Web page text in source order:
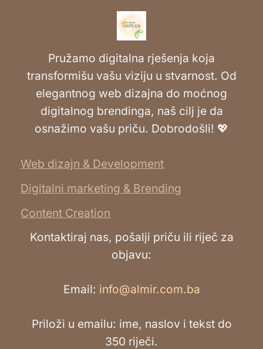
Pružamo digitalna rješenja koja
transformišu vašu viziju u stvarnost. Od
elegantnog web dizajna do moćnog
digitalnog brendinga, naš cilj je da
osnažimo vašu priču. Dobrodošli! 💖
Web dizajn & Development
Digitalni marketing & Brending
Content Creation
Kontaktiraj nas, pošalji priču ili riječ za
objavu:
Email: info@almir.com.ba
Priloži u emailu: ime, naslov i tekst do
350 riječi.